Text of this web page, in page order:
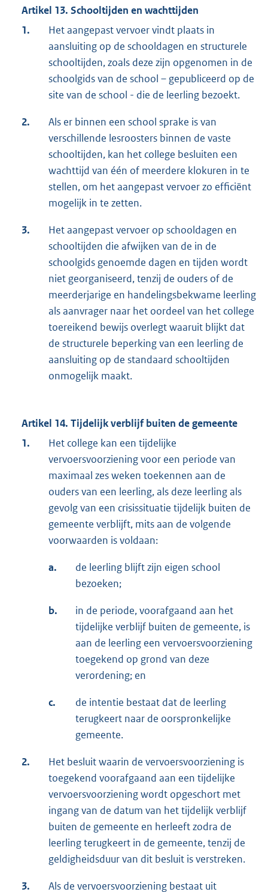
Artikel 13. Schooltijden en wachttijden
1.
Het aangepast vervoer vindt plaats in
aansluiting op de schooldagen en structurele
schooltijden, zoals deze zijn opgenomen in de
schoolgids van de school – gepubliceerd op de
site van de school - die de leerling bezoekt.
2.
Als er binnen een school sprake is van
verschillende lesroosters binnen de vaste
schooltijden, kan het college besluiten een
wachttijd van één of meerdere klokuren in te
stellen, om het aangepast vervoer zo efficiënt
mogelijk in te zetten.
3.
Het aangepast vervoer op schooldagen en
schooltijden die afwijken van de in de
schoolgids genoemde dagen en tijden wordt
niet georganiseerd, tenzij de ouders of de
meerderjarige en handelingsbekwame leerling
als aanvrager naar het oordeel van het college
toereikend bewijs overlegt waaruit blijkt dat
de structurele beperking van een leerling de
aansluiting op de standaard schooltijden
onmogelijk maakt.
Artikel 14. Tijdelijk verblijf buiten de gemeente
1.
Het college kan een tijdelijke
vervoersvoorziening voor een periode van
maximaal zes weken toekennen aan de
ouders van een leerling, als deze leerling als
gevolg van een crisissituatie tijdelijk buiten de
gemeente verblijft, mits aan de volgende
voorwaarden is voldaan:
a.
de leerling blijft zijn eigen school
bezoeken;
b.
in de periode, voorafgaand aan het
tijdelijke verblijf buiten de gemeente, is
aan de leerling een vervoersvoorziening
toegekend op grond van deze
verordening; en
c.
de intentie bestaat dat de leerling
terugkeert naar de oorspronkelijke
gemeente.
2.
Het besluit waarin de vervoersvoorziening is
toegekend voorafgaand aan een tijdelijke
vervoersvoorziening wordt opgeschort met
ingang van de datum van het tijdelijk verblijf
buiten de gemeente en herleeft zodra de
leerling terugkeert in de gemeente, tenzij de
geldigheidsduur van dit besluit is verstreken.
3. Als de vervoersvoorziening bestaat uit